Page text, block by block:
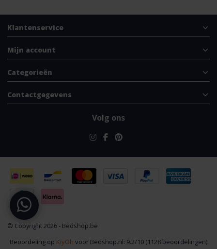
Klantenservice
Mijn account
Categorieën
Contactgegevens
Volg ons
© Copyright 2026 - Bedshop.be
Beoordeling op KiyOh voor Bedshop.nl: 9.2/10 (1128 beoordelingen)